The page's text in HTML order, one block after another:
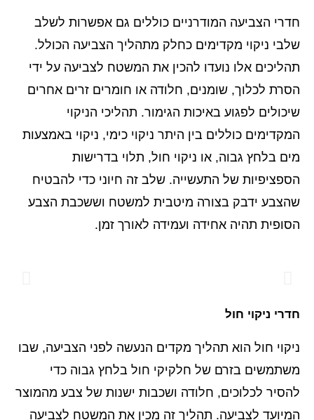
חדרי הצביעה המודרניים כוללים גם אפשרות לשלב
שלבי ניקוי מקדימים כחלק מתהליך הצביעה הכולל.
תהליכים אלו נועדו להכין את המשטח לצביעה על ידי
הסרת לכלוך, שומנים, חלודה או חומרים זרים אחרים
שיכולים לפגוע באיכות הגימור. תהליכי הניקוי
המקדימים כוללים בין היתר ניקוי כימי, ניקוי באמצעות
מים בלחץ גבוה, או ניקוי חול, תלוי בדרישות
הספציפיות של התעשייה. שלב זה חיוני כדי להבטיח
שהצבע ידבק בצורה מיטבית למשטח וששכבת הצבע
הסופית תהיה אחידה ועמידה לאורך זמן.
חדרי ניקוי חול
ניקוי חול הוא תהליך מקדים הנעשה לפני הצביעה, שבו
משתמשים בזרם של חלקיקי חול בלחץ גבוה כדי
להסיר לכלוכים, חלודה ושכבות ישנות של צבע מהמוצר
המיועד לצביעה. תהליך זה מכין את המשטח לצביעה